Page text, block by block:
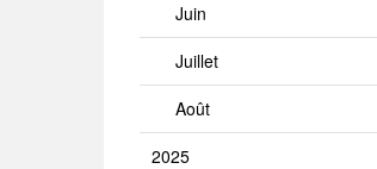
Juin
Juillet
Août
2025